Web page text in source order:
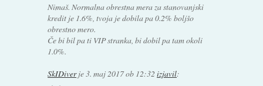
Nimaš. Normalna obrestna mera za stanovanjski
kredit je 1.6%, tvoja je dobila pa 0.2% boljšo
obrestno mero.
Če bi bil pa ti VIP stranka, bi dobil pa tam okoli
1.0%.
SkIDiverje3. maj 2017 ob 12:32izjavil: